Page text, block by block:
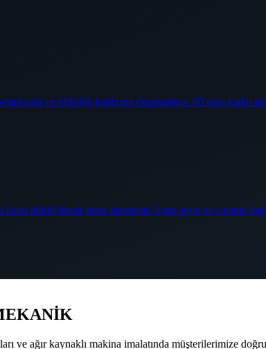
ve hidrolik kaldırma ekipmanları. 60 tona kadar
düktil demir boru sistemleri. İçme suyu ve sulama
ve ağır kaynaklı makina imalatında müşterilerimize